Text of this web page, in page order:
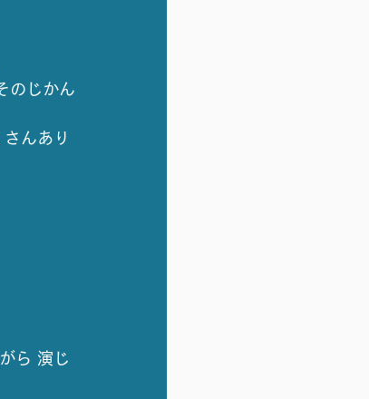
のじかん
んあり
ら 演じ